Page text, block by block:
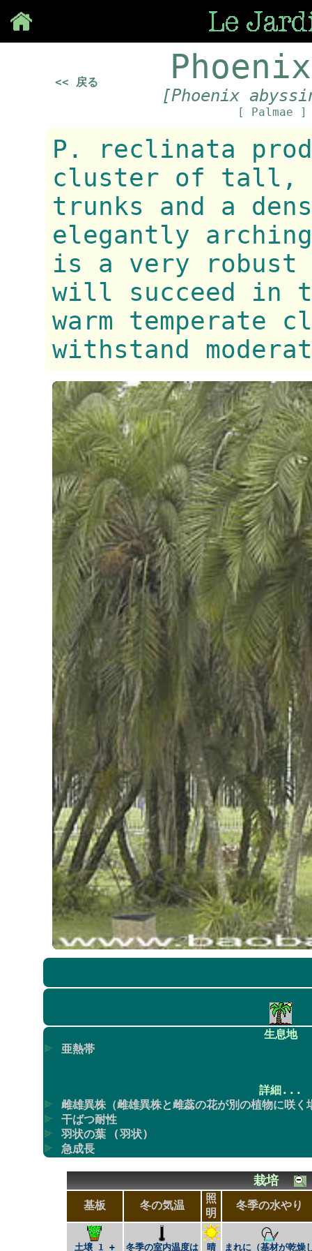
<< 戻る
[Phoenix
[ Palmae
P. reclinata
cluster of tall,
trunks and a
elegantly
is a very robust
will succeed in
warm temperate
withstand
生息地
亜熱帯
詳細...
雌雄異株（雌雄異株と雌蕊の花が別の植物に咲く
干ばつ耐性
羽状の葉 (羽状)
急成長
栽培
基板 冬の気温
照
明
冬季の水やり
土壌 1 + 冬季の室内温度は 晴 まれに（基材が乾燥